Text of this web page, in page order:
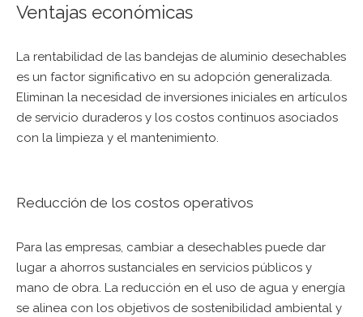
Ventajas económicas
La rentabilidad de las bandejas de aluminio desechables
es un factor significativo en su adopción generalizada.
Eliminan la necesidad de inversiones iniciales en artículos
de servicio duraderos y los costos continuos asociados
con la limpieza y el mantenimiento.
Reducción de los costos operativos
Para las empresas, cambiar a desechables puede dar
lugar a ahorros sustanciales en servicios públicos y
mano de obra. La reducción en el uso de agua y energía
se alinea con los objetivos de sostenibilidad ambiental y